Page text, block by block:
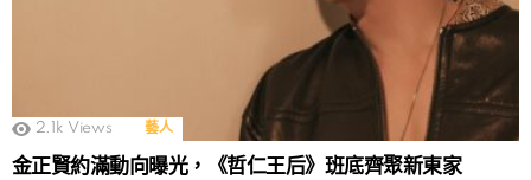
2.1k Views 藝人
金正賢約滿動向曝光，《哲仁王后》班底齊聚新東家